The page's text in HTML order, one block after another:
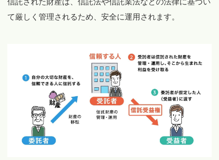
信託された財産は、信託法や信託業法などの法律に基づい
て厳しく管理されるため、安全に運用されます。